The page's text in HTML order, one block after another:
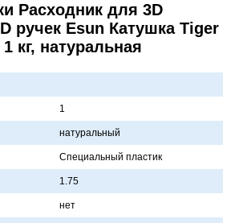
Расходник для 3D
ручек Esun Катушка Tiger
кг, натуральная
1
нaтурaльный
Специaльный плaстик
1.75
нет